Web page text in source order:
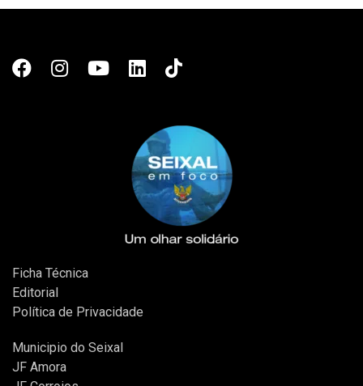
Ficha Técnica
Editorial
Política de Privacidade
Municipio do Seixal
JF Amora